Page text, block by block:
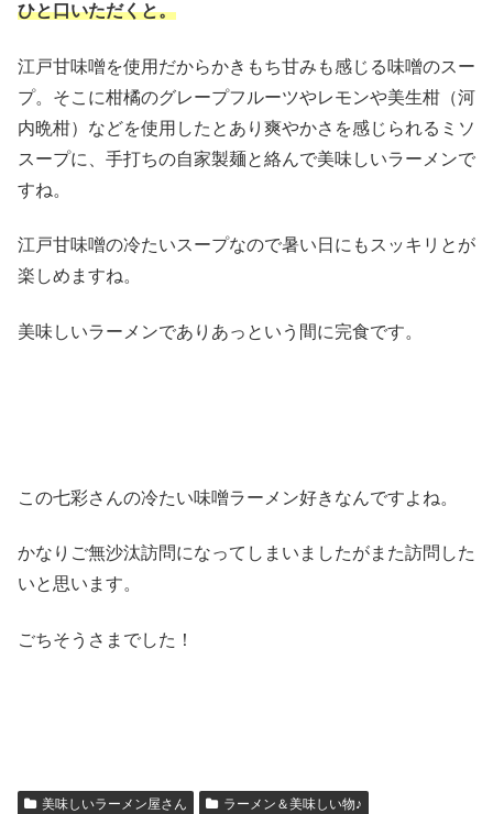
ひと口いただくと。
江戸甘味噌を使用だからかきもち甘みも感じる味噌のスー
プ。そこに柑橘のグレープフルーツやレモンや美生柑（河
内晩柑）などを使用したとあり爽やかさを感じられるミソ
スープに、手打ちの自家製麺と絡んで美味しいラーメンで
すね。
江戸甘味噌の冷たいスープなので暑い日にもスッキリとが
楽しめますね。
美味しいラーメンでありあっという間に完食です。
この七彩さんの冷たい味噌ラーメン好きなんですよね。
かなりご無沙汰訪問になってしまいましたがまた訪問した
いと思います。
ごちそうさまでした！
美味しいラーメン屋さん ラーメン＆美味しい物♪